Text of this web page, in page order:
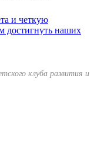
и четкую
достигнуть наших
клуба развития и